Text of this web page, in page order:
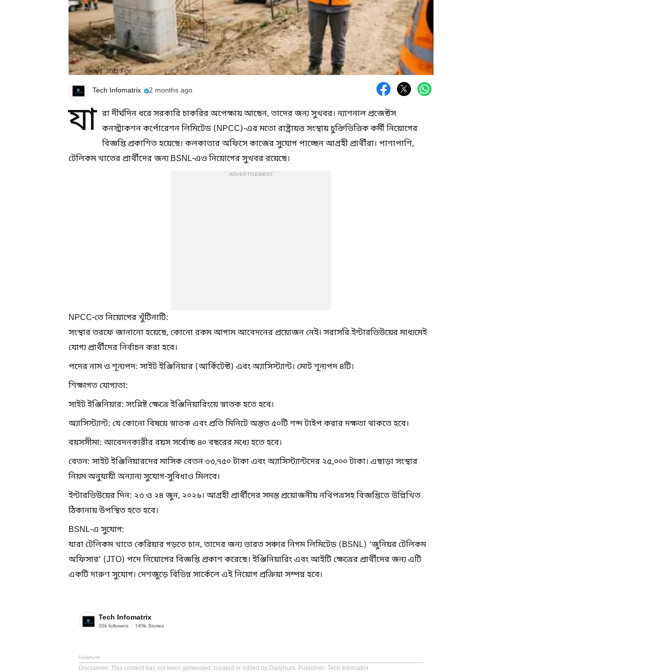
Tech Infomatrix 2 months ago
যা রা দীর্ঘদিন ধরে সরকারি চাকরির অপেক্ষায় আছেন, তাদের জন্য সুখবর। ন্যাশনাল প্রজেক্টস
কনস্ট্রাকশন কর্পোরেশন লিমিটেড (NPCC)-এর মতো রাষ্ট্রায়ত্ত সংস্থায় চুক্তিভিত্তিক কর্মী নিয়োগের
বিজ্ঞপ্তি প্রকাশিত হয়েছে। কলকাতার অফিসে কাজের সুযোগ পাচ্ছেন আগ্রহী প্রার্থীরা। পাশাপাশি,
টেলিকম খাতের প্রার্থীদের জন্য BSNL-এও নিয়োগের সুখবর রয়েছে।
ADVERTISEMENT
NPCC-তে নিয়োগের খুঁটিনাটি:
সংস্থার তরফে জানানো হয়েছে, কোনো রকম আগাম আবেদনের প্রয়োজন নেই। সরাসরি ইন্টারভিউয়ের মাধ্যমেই
যোগ্য প্রার্থীদের নির্বাচন করা হবে।
পদের নাম ও শূন্যপদ: সাইট ইঞ্জিনিয়ার (আর্কিটেক্ট) এবং অ্যাসিস্ট্যান্ট। মোট শূন্যপদ ৪টি।
শিক্ষাগত যোগ্যতা:
সাইট ইঞ্জিনিয়ার: সংশ্লিষ্ট ক্ষেত্রে ইঞ্জিনিয়ারিংয়ে স্নাতক হতে হবে।
অ্যাসিস্ট্যান্ট: যে কোনো বিষয়ে স্নাতক এবং প্রতি মিনিটে অন্তত ৫০টি শব্দ টাইপ করার দক্ষতা থাকতে হবে।
বয়সসীমা: আবেদনকারীর বয়স সর্বোচ্চ ৪০ বছরের মধ্যে হতে হবে।
বেতন: সাইট ইঞ্জিনিয়ারদের মাসিক বেতন ৩৩,৭৫০ টাকা এবং অ্যাসিস্ট্যান্টদের ২৫,০০০ টাকা। এছাড়া সংস্থার
নিয়ম অনুযায়ী অন্যান্য সুযোগ-সুবিধাও মিলবে।
ইন্টারভিউয়ের দিন: ২৩ ও ২৪ জুন, ২০২৬। আগ্রহী প্রার্থীদের সমস্ত প্রয়োজনীয় নথিপত্রসহ বিজ্ঞপ্তিতে উল্লিখিত
ঠিকানায় উপস্থিত হতে হবে।
BSNL-এ সুযোগ:
যারা টেলিকম খাতে কেরিয়ার গড়তে চান, তাদের জন্য ভারত সঞ্চার নিগম লিমিটেড (BSNL) ‘জুনিয়র টেলিকম
অফিসার’ (JTO) পদে নিয়োগের বিজ্ঞপ্তি প্রকাশ করেছে। ইঞ্জিনিয়ারিং এবং আইটি ক্ষেত্রের প্রার্থীদের জন্য এটি
একটি দারুণ সুযোগ। দেশজুড়ে বিভিন্ন সার্কেলে এই নিয়োগ প্রক্রিয়া সম্পন্ন হবে।
Tech Infomatrix
30k followers 149k Stories
Dailyhunt
Disclaimer: This content has not been generated, created or edited by Dailyhunt. Publisher: Tech Infomatrix